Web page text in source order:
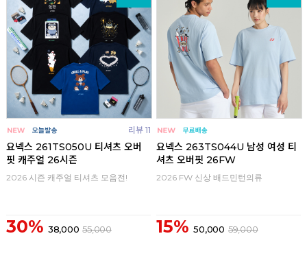
리뷰 11
요넥스 261TS050U 티셔츠 오버
핏 캐주얼 26시즌
2026 시즌 캐주얼 티셔츠 모음전!
30% 38,000 55,000
요넥스 263TS044U 남성 여성 티
셔츠 오버핏 26FW
2026 FW 신상 배드민턴의류
15% 50,000 59,000